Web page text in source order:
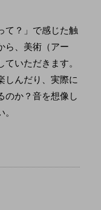
て？」で感じた触
ら、美術（アー
いただきます。
しんだり、実際に
のか？音を想像し